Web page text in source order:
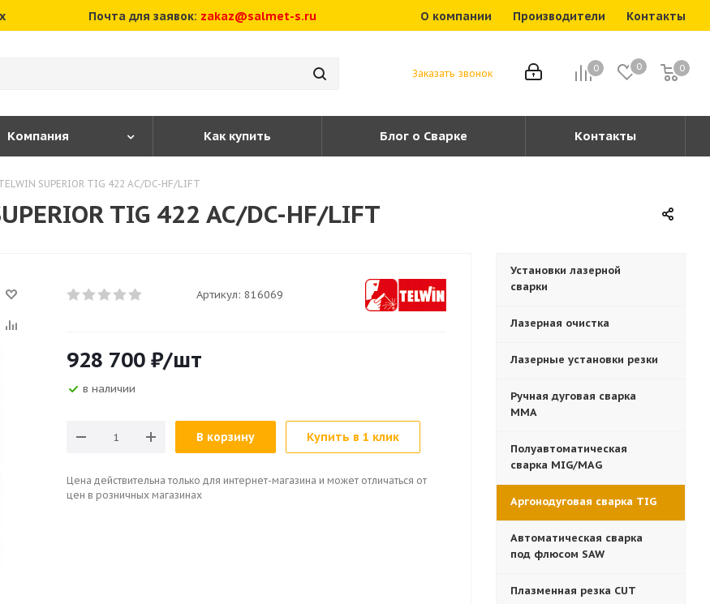
Почта для заявок: zakaz@salmet-s.ru О компании Производители Контакты
0 0 0
0
Заказать звонок
Компания Как купить Блог о Сварке Контакты
SUPERIOR TIG 422 AC/DC-HF/LIFT
TIG 422 AC/DC-HF/LIFT
Артикул: 816069
928 700 ₽/шт
в наличии
В корзину Купить в 1 клик
Цена действительна только для интернет-магазина и может отличаться от
цен в розничных магазинах
Установки лазерной
сварки
Лазерная очистка
Лазерные установки резки
Ручная дуговая сварка
MMA
Полуавтоматическая
сварка MIG/MAG
Аргонодуговая сварка TIG
Автоматическая сварка
под флюсом SAW
Плазменная резка CUT